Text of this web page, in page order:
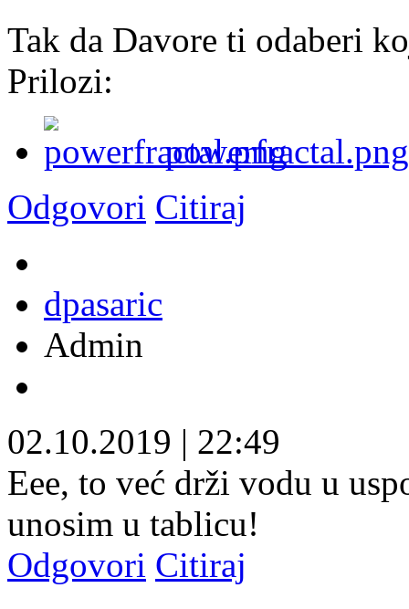
Tak da Davore ti odaberi
Prilozi:
powerfractal.png
Odgovori Citiraj
dpasaric
Admin
02.10.2019 | 22:49
Eee, to već drži vodu u
unosim u tablicu!
Odgovori Citiraj